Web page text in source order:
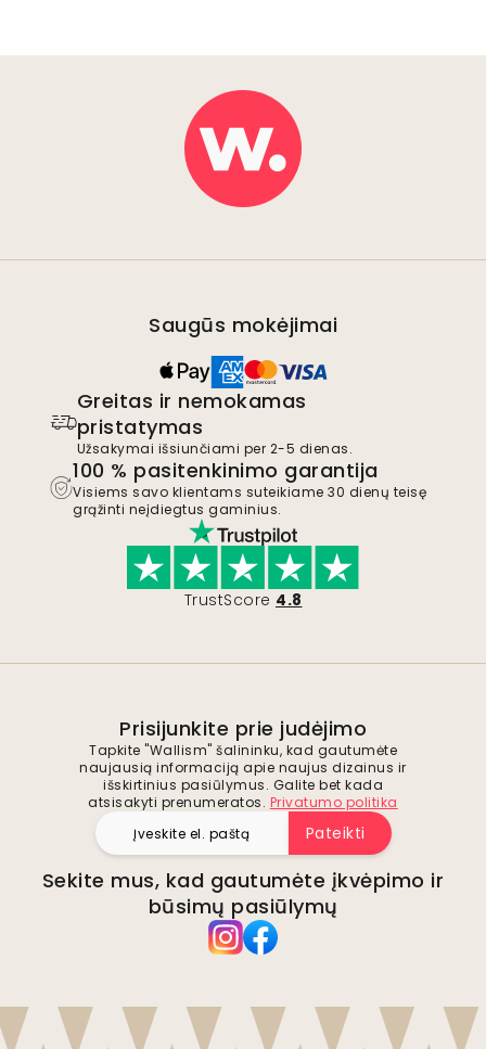
Saugūs mokėjimai
Greitas ir nemokamas
pristatymas
Užsakymai išsiunčiami per 2-5 dienas.
100 % pasitenkinimo garantija
Visiems savo klientams suteikiame 30 dienų teisę
grąžinti neįdiegtus gaminius.
TrustScore 4.8
Prisijunkite prie judėjimo
Tapkite "Wallism" šalininku, kad gautumėte
naujausią informaciją apie naujus dizainus ir
išskirtinius pasiūlymus. Galite bet kada
atsisakyti prenumeratos. Privatumo politika
Pateikti
Sekite mus, kad gautumėte įkvėpimo ir
būsimų pasiūlymų